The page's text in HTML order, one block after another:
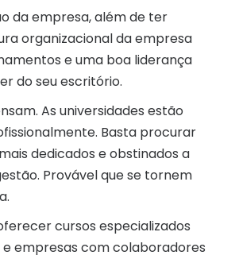
da empresa, além de ter
organizacional da empresa
e uma boa liderança
do seu escritório.
As universidades estão
Basta procurar
dedicados e obstinados a
Provável que se tornem
cursos especializados
empresas com colaboradores